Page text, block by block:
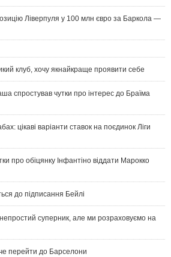
Ліверпуля у 100 млн євро за Баркола —
клуб, хочу якнайкраще проявити себе
спростував чутки про інтерес до Браїма
цікаві варіанти ставок на поєдинок Ліги
про обіцянку Інфантіно віддати Марокко
до підписання Бейлі
суперник, але ми розраховуємо на
перейти до Барселони